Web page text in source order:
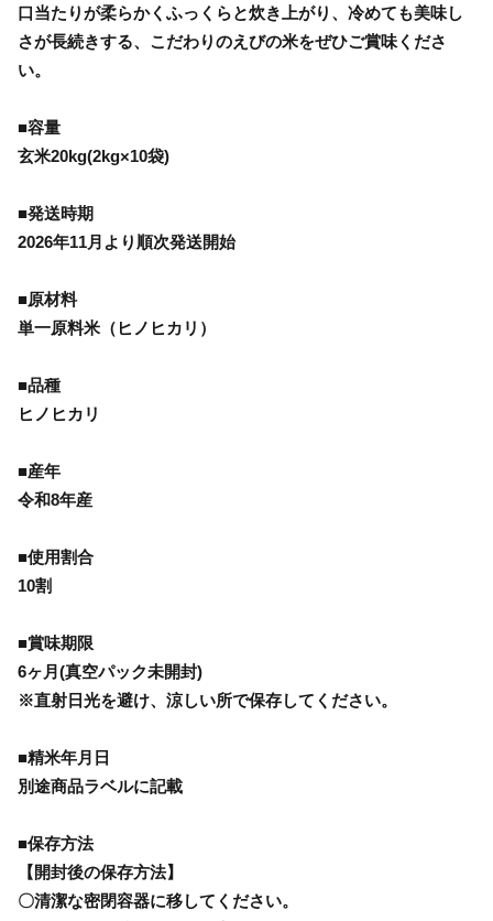
口当たりが柔らかくふっくらと炊き上がり、冷めても美味し
さが長続きする、こだわりのえびの米をぜひご賞味くださ
い。
■容量
玄米20kg(2kg×10袋)
■発送時期
2026年11月より順次発送開始
■原材料
単一原料米（ヒノヒカリ）
■品種
ヒノヒカリ
■産年
令和8年産
■使用割合
10割
■賞味期限
6ヶ月(真空パック未開封)
※直射日光を避け、涼しい所で保存してください。
■精米年月日
別途商品ラベルに記載
■保存方法
【開封後の保存方法】
〇清潔な密閉容器に移してください。